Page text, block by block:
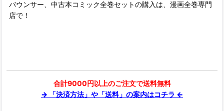
バウンサー、中古本コミック全巻セットの購入は、漫画全巻専門
店で！
合計9000円以上のご注文で送料無料
→ 「決済方法」や「送料」の案内はコチラ ←